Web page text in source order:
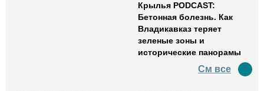
Крылья PODCAST:
Бетонная болезнь. Как
Владикавказ теряет
зеленые зоны и
исторические панорамы
См все